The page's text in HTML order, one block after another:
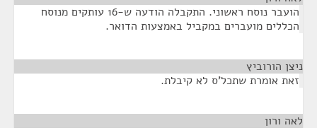
הועבר נוסח ראשוני. התקבלה הודעה ש-16 עותקים מנוסח
הכללים מועברים במקביל באמצעות הדואר.
ניצן הורוביץ
זאת אומרת שתכל'ס לא קיבלת.
לאה ורון